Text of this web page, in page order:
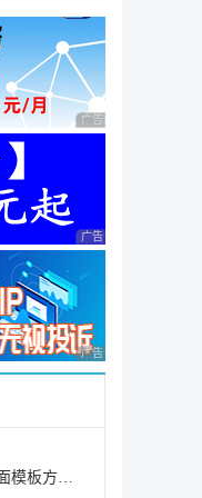
广告 商业广告，理性
广告 商业广告，理性
广告 商业广告，理性
在WordPress中创建自定义页面模板方法详解